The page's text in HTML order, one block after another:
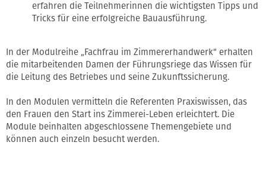
erfahren die Teilnehmerinnen die wichtigsten Tipps und
Tricks für eine erfolgreiche Bauausführung.
In der Modulreihe „Fachfrau im Zimmererhandwerk“ erhalten
die mitarbeitenden Damen der Führungsriege das Wissen für
die Leitung des Betriebes und seine Zukunftssicherung.
In den Modulen vermitteln die Referenten Praxiswissen, das
den Frauen den Start ins Zimmerei-Leben erleichtert. Die
Module beinhalten abgeschlossene Themengebiete und
können auch einzeln besucht werden.